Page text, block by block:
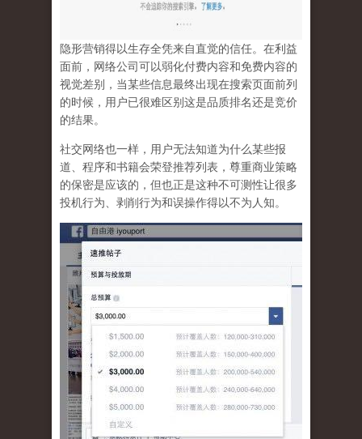
隐形营销得以生存全凭来自直觉的信任。在利益
面前，网络公司可以弱化付费内容和免费内容的
视觉差别，当某些信息最终出现在搜索页面前列
的时候，用户已很难区别这是品质排名还是竞价
的结果。
社交网络也一样， 用户无法知道为什么某些报
道、程序和书籍会荣登推荐列表，尊重商业策略
的保密是应该的，但也正是这种不可测性让很多
投机行为、剥削行为和误操作得以不为人知。